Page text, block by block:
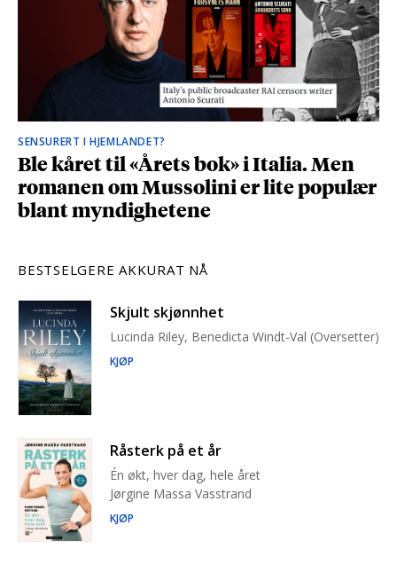
SENSURERT I HJEMLANDET?
Ble kåret til «Årets bok» i Italia. Men
romanen om Mussolini er lite populær
blant myndighetene
BESTSELGERE AKKURAT NÅ
Skjult skjønnhet
Lucinda Riley, Benedicta Windt-Val (Oversetter)
KJØP
Råsterk på et år
Én økt, hver dag, hele året
Jørgine Massa Vasstrand
KJØP